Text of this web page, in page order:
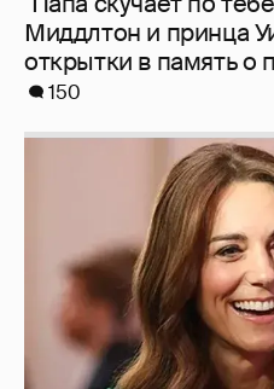
Миддлтон и принца
открытки в память о
150